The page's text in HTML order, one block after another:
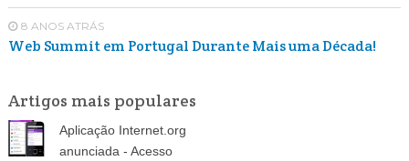
8 ANOS ATRÁS
Web Summit em Portugal Durante Mais uma Década!
Artigos mais populares
Aplicação Internet.org
anunciada - Acesso